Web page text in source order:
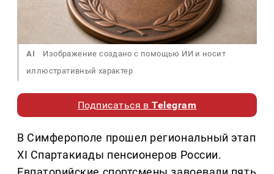
AI
Изображение создано с помощью ИИ и носит
иллюстративный характер
Подписаться вTelegram
В Симферополе прошел региональный этап
XI Спартакиады пенсионеров России.